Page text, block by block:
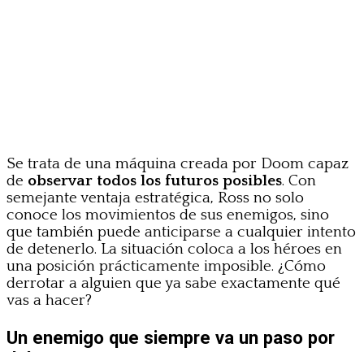
Se trata de una máquina creada por Doom capaz
de observar todos los futuros posibles. Con
semejante ventaja estratégica, Ross no solo
conoce los movimientos de sus enemigos, sino
que también puede anticiparse a cualquier intento
de detenerlo. La situación coloca a los héroes en
una posición prácticamente imposible. ¿Cómo
derrotar a alguien que ya sabe exactamente qué
vas a hacer?
Un enemigo que siempre va un paso por